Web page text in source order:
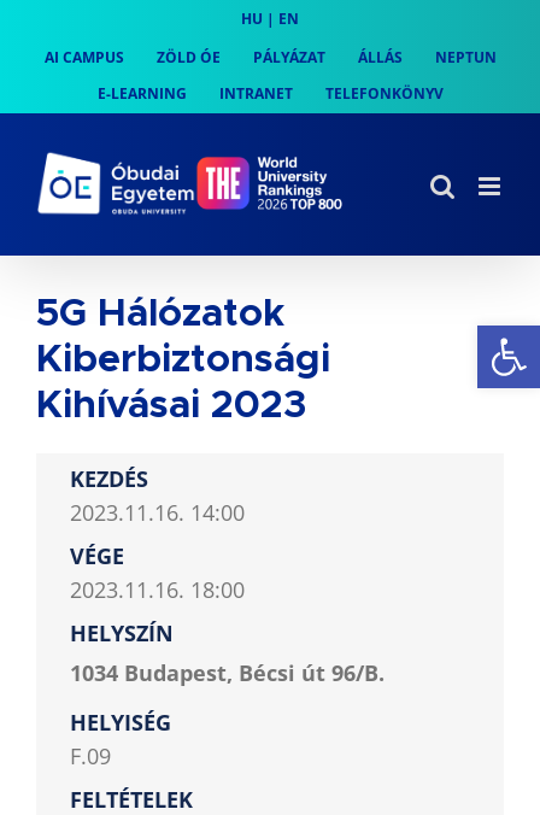
content
HU | EN
AI CAMPUS
ZÖLD ÓE PÁLYÁZAT ÁLLÁS
NEPTUN
E-LEARNING
INTRANET TELEFONKÖNYV
5G Hálózatok
Kiberbiztonsági
Kihívásai 2023
KEZDÉS
2023.11.16. 14:00
VÉGE
2023.11.16. 18:00
HELYSZÍN
1034 Budapest, Bécsi út 96/B.
HELYISÉG
F.09
FELTÉTELEK